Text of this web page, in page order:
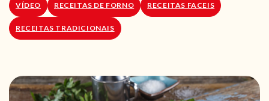
VÍDEO RECEITAS DE FORNO RECEITAS FACEIS
RECEITAS TRADICIONAIS